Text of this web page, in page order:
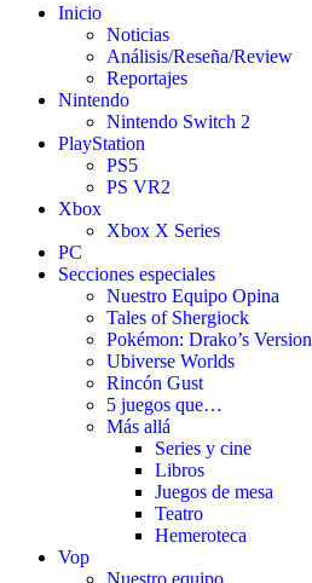
Inicio
Noticias
Análisis/Reseña/Review
Reportajes
Nintendo
Nintendo Switch 2
PlayStation
PS5
PS VR2
Xbox
Xbox X Series
PC
Secciones especiales
Nuestro Equipo Opina
Tales of Shergiock
Pokémon: Drako’s Version
Ubiverse Worlds
Rincón Gust
5 juegos que…
Más allá
Series y cine
Libros
Juegos de mesa
Teatro
Hemeroteca
Vop
Nuestro equipo